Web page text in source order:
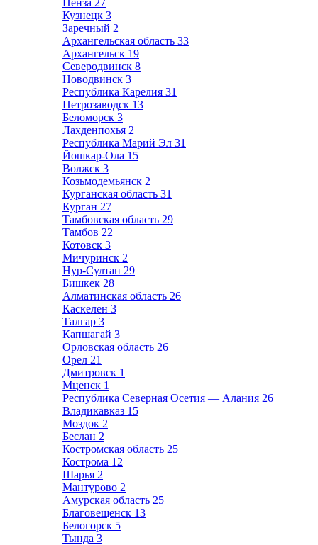
Пенза 27
Кузнецк 3
Заречный 2
Архангельская область 33
Архангельск 19
Северодвинск 8
Новодвинск 3
Республика Карелия 31
Петрозаводск 13
Беломорск 3
Лахденпохья 2
Республика Марий Эл 31
Йошкар-Ола 15
Волжск 3
Козьмодемьянск 2
Курганская область 31
Курган 27
Тамбовская область 29
Тамбов 22
Котовск 3
Мичуринск 2
Нур-Султан 29
Бишкек 28
Алматинская область 26
Каскелен 3
Талгар 3
Капшагай 3
Орловская область 26
Орел 21
Дмитровск 1
Мценск 1
Республика Северная Осетия — Алания 26
Владикавказ 15
Моздок 2
Беслан 2
Костромская область 25
Кострома 12
Шарья 2
Мантурово 2
Амурская область 25
Благовещенск 13
Белогорск 5
Тында 3